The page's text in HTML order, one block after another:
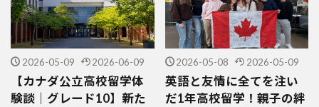
2026-05-09 2026-06-09
【カナダ公立高校留学体
験談｜グレード10】新た
2026-05-08 2026-05-09
英語と友情に全てを注い
だ1年高校留学！親子の絆